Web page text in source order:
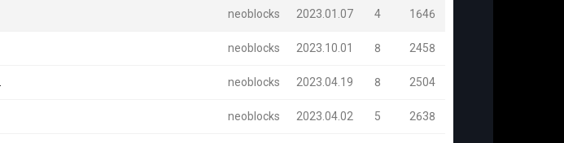
neoblocks 2023.01.07 4 1646
neoblocks 2023.10.01 8 2458
neoblocks 2023.04.19 8 2504
neoblocks 2023.04.02 5 2638